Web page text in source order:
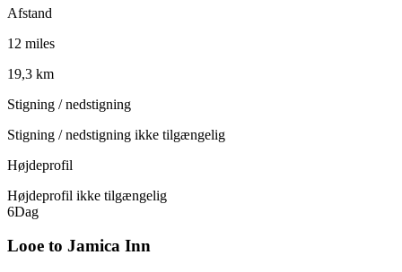
Afstand
12 miles
19,3 km
Stigning / nedstigning
Stigning / nedstigning ikke tilgængelig
Højdeprofil
Højdeprofil ikke tilgængelig
6Dag
Looe to Jamica Inn